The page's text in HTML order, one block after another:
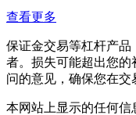
查看更多
保证金交易等杠杆产
者。损失可能超出您
问的意见，确保您在交
本网站上显示的任何